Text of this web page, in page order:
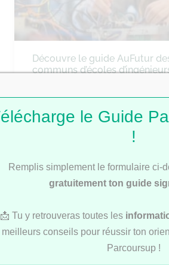
Découvre le guide AuFutur
communs d’écoles
Découvre notre Guide des
le Guide
!
Remplis simplement le formulaire ci-
gratuitement ton guide
📩 Tu y retrouveras toutes les
meilleurs conseils pour réussir ton
Parcoursup !